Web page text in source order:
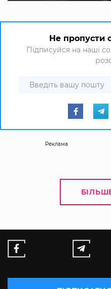
Не пропусти
Підписуйся на наші
Реклама